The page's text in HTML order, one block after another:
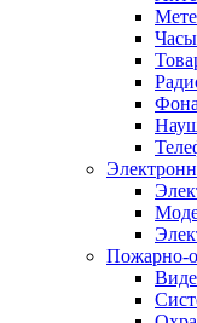
Часы
Пожарно-